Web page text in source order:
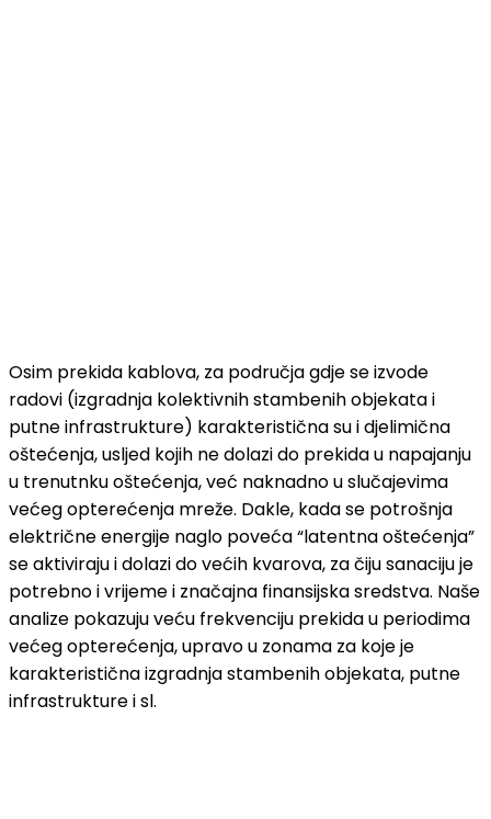
Osim prekida kablova, za područja gdje se izvode
radovi (izgradnja kolektivnih stambenih objekata i
putne infrastrukture) karakteristična su i djelimična
oštećenja, usljed kojih ne dolazi do prekida u napajanju
u trenutnku oštećenja, već naknadno u slučajevima
većeg opterećenja mreže. Dakle, kada se potrošnja
električne energije naglo poveća “latentna oštećenja”
se aktiviraju i dolazi do većih kvarova, za čiju sanaciju je
potrebno i vrijeme i značajna finansijska sredstva. Naše
analize pokazuju veću frekvenciju prekida u periodima
većeg opterećenja, upravo u zonama za koje je
karakteristična izgradnja stambenih objekata, putne
infrastrukture i sl.